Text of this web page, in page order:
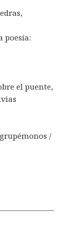
poesía:
el puente,
/